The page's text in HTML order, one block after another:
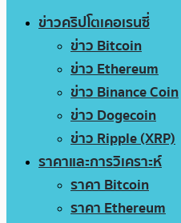
ข่าวคริปโตเคอเรนซี่
ข่าว Bitcoin
ข่าว Ethereum
ข่าว Binance Coin
ข่าว Dogecoin
ข่าว Ripple (XRP)
ราคาและการวิเคราะห์
ราคา Bitcoin
ราคา Ethereum